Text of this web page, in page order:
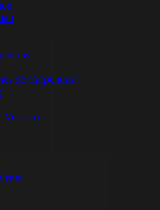
de Carpentras)
Ventoux